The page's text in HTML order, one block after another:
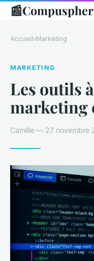
📰
Accueil›Marketing
MARKETING
Les outils
marketing
Camille — 27